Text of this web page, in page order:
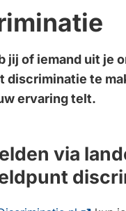
jij of iemand uit je
discriminatie te
ervaring telt.
via